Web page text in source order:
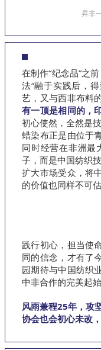
昇非
在制作“纪念品”之
法“融于实践后，
艺，又与西非布料
有一顶是相同的，
初心使然，全然是
蜡染布正是由位于
同时经营在非洲最
子，而是中国纺织
扩大市场受众，将
的价值也同样不可估
践行初心，担当使
同的信念，才有了
园期待与中国纺织
中非合作的完美起始
风雨兼程25年，攻
协会也会初心未改